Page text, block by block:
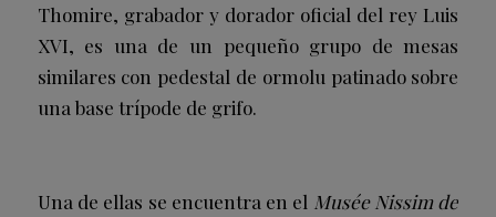
Thomire, grabador y dorador oficial del rey Luis
XVI, es una de un pequeño grupo de mesas
similares con pedestal de ormolu patinado sobre
una base trípode de grifo.
Una de ellas se encuentra en el Musée Nissim de